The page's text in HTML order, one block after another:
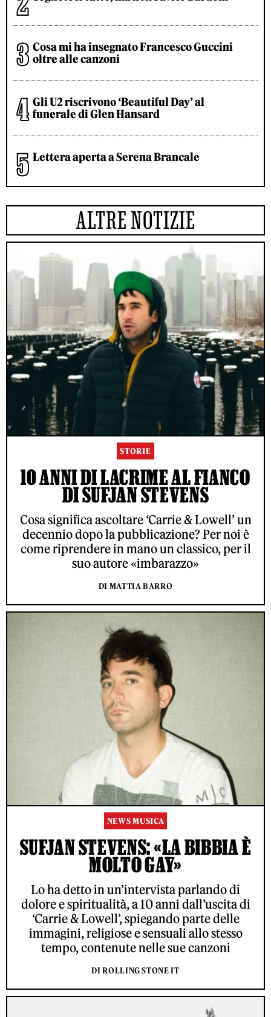
Cosa mi ha insegnato Francesco Guccini
oltre alle canzoni
Gli U2 riscrivono ‘Beautiful Day’ al
funerale di Glen Hansard
Lettera aperta a Serena Brancale
ALTRE NOTIZIE
STORIE
10 ANNI DI LACRIME AL FIANCO
DI SUFJAN STEVENS
Cosa significa ascoltare ‘Carrie & Lowell’ un
decennio dopo la pubblicazione? Per noi è
come riprendere in mano un classico, per il
suo autore «imbarazzo»
DI MATTIA BARRO
NEWS MUSICA
SUFJAN STEVENS: «LA BIBBIA È
MOLTO GAY»
Lo ha detto in un’intervista parlando di
dolore e spiritualità, a 10 anni dall’uscita di
‘Carrie & Lowell’, spiegando parte delle
immagini, religiose e sensuali allo stesso
tempo, contenute nelle sue canzoni
DI ROLLING STONE IT